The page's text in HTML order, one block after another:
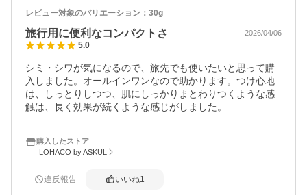
レビュー対象のバリエーション： 30g
旅行用に便利なコンパクトさ 2026/04/06
5.0
シミ・シワが気になるので、旅先でも使いたいと思って購
入しました。オールインワンなので助かります。つけ心地
は、しっとりしつつ、肌にしっかりまとわりつくような感
触は、長く効果が続くような感じがしました。
購入したストア
LOHACO by ASKUL
違反報告 いいね1